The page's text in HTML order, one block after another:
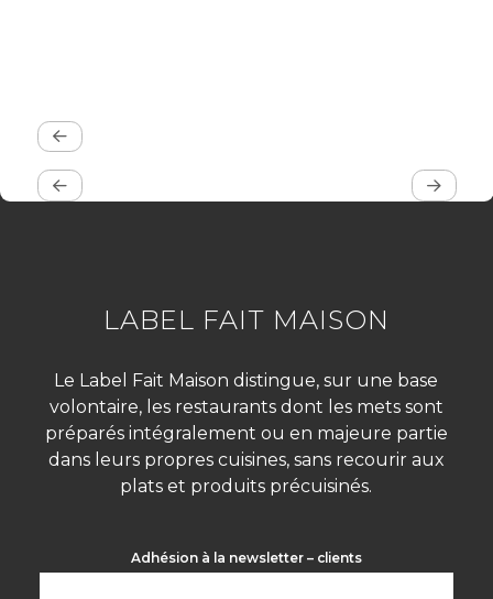
LABEL FAIT MAISON
Le Label Fait Maison distingue, sur une base
volontaire, les restaurants dont les mets sont
préparés intégralement ou en majeure partie
dans leurs propres cuisines, sans recourir aux
plats et produits précuisinés.
Adhésion à la newsletter – clients